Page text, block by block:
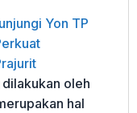
Yon TP
oleh
hal